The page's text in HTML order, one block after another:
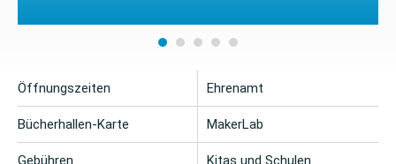
Öffnungszeiten
Bücherhallen-Karte
Gebühren
Ehrenamt
MakerLab
Kitas und Schulen